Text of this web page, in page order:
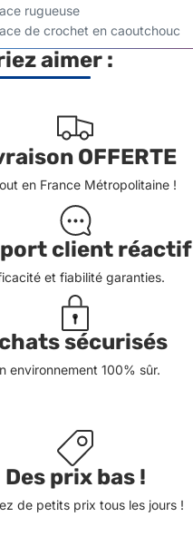
rugueuse
de crochet en caoutchouc
aimer :
OFFERTE
en France Métropolitaine !
client réactif
et fiabilité garanties.
sécurisés
environnement 100% sûr.
Des prix bas !
de petits prix tous les jours !